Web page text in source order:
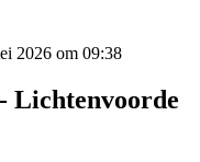
2026 om 09:38
Lichtenvoorde